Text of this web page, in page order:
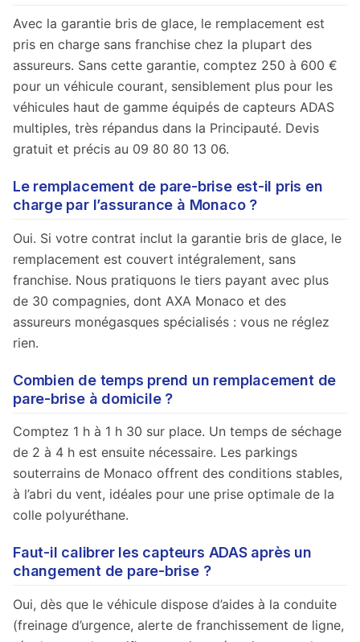
Avec la garantie bris de glace, le remplacement est
pris en charge sans franchise chez la plupart des
assureurs. Sans cette garantie, comptez 250 à 600 €
pour un véhicule courant, sensiblement plus pour les
véhicules haut de gamme équipés de capteurs ADAS
multiples, très répandus dans la Principauté. Devis
gratuit et précis au 09 80 80 13 06.
Le remplacement de pare-brise est-il pris en
charge par l’assurance à Monaco ?
Oui. Si votre contrat inclut la garantie bris de glace, le
remplacement est couvert intégralement, sans
franchise. Nous pratiquons le tiers payant avec plus
de 30 compagnies, dont AXA Monaco et des
assureurs monégasques spécialisés : vous ne réglez
rien.
Combien de temps prend un remplacement de
pare-brise à domicile ?
Comptez 1 h à 1 h 30 sur place. Un temps de séchage
de 2 à 4 h est ensuite nécessaire. Les parkings
souterrains de Monaco offrent des conditions stables,
à l’abri du vent, idéales pour une prise optimale de la
colle polyuréthane.
Faut-il calibrer les capteurs ADAS après un
changement de pare-brise ?
Oui, dès que le véhicule dispose d’aides à la conduite
(freinage d’urgence, alerte de franchissement de ligne,